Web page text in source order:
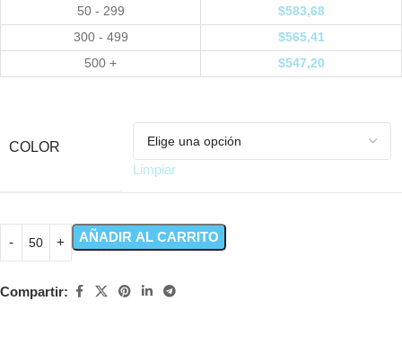
50 - 299
$583,68
300 - 499
$565,41
500 +
$547,20
COLOR
Limpiar
AÑADIR AL CARRITO
Compartir: